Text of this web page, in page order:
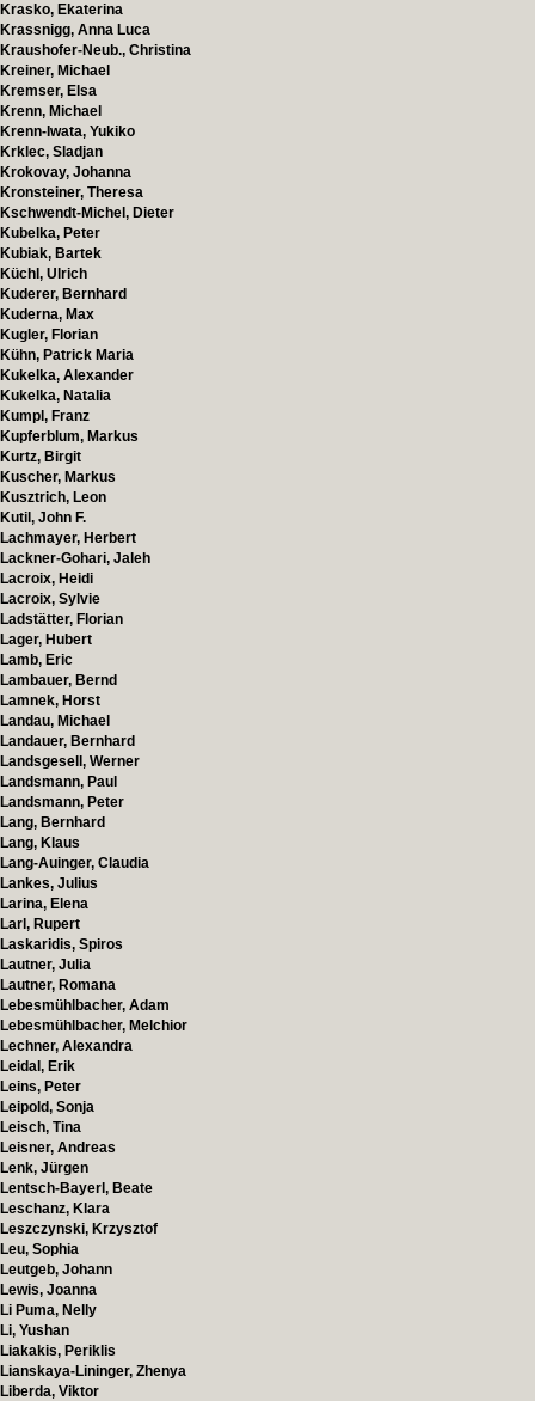
Krasko, Ekaterina
Krassnigg, Anna Luca
Kraushofer-Neub., Christina
Kreiner, Michael
Kremser, Elsa
Krenn, Michael
Krenn-Iwata, Yukiko
Krklec, Sladjan
Krokovay, Johanna
Kronsteiner, Theresa
Kschwendt-Michel, Dieter
Kubelka, Peter
Kubiak, Bartek
Küchl, Ulrich
Kuderer, Bernhard
Kuderna, Max
Kugler, Florian
Kühn, Patrick Maria
Kukelka, Alexander
Kukelka, Natalia
Kumpl, Franz
Kupferblum, Markus
Kurtz, Birgit
Kuscher, Markus
Kusztrich, Leon
Kutil, John F.
Lachmayer, Herbert
Lackner-Gohari, Jaleh
Lacroix, Heidi
Lacroix, Sylvie
Ladstätter, Florian
Lager, Hubert
Lamb, Eric
Lambauer, Bernd
Lamnek, Horst
Landau, Michael
Landauer, Bernhard
Landsgesell, Werner
Landsmann, Paul
Landsmann, Peter
Lang, Bernhard
Lang, Klaus
Lang-Auinger, Claudia
Lankes, Julius
Larina, Elena
Larl, Rupert
Laskaridis, Spiros
Lautner, Julia
Lautner, Romana
Lebesmühlbacher, Adam
Lebesmühlbacher, Melchior
Lechner, Alexandra
Leidal, Erik
Leins, Peter
Leipold, Sonja
Leisch, Tina
Leisner, Andreas
Lenk, Jürgen
Lentsch-Bayerl, Beate
Leschanz, Klara
Leszczynski, Krzysztof
Leu, Sophia
Leutgeb, Johann
Lewis, Joanna
Li Puma, Nelly
Li, Yushan
Liakakis, Periklis
Lianskaya-Lininger, Zhenya
Liberda, Viktor